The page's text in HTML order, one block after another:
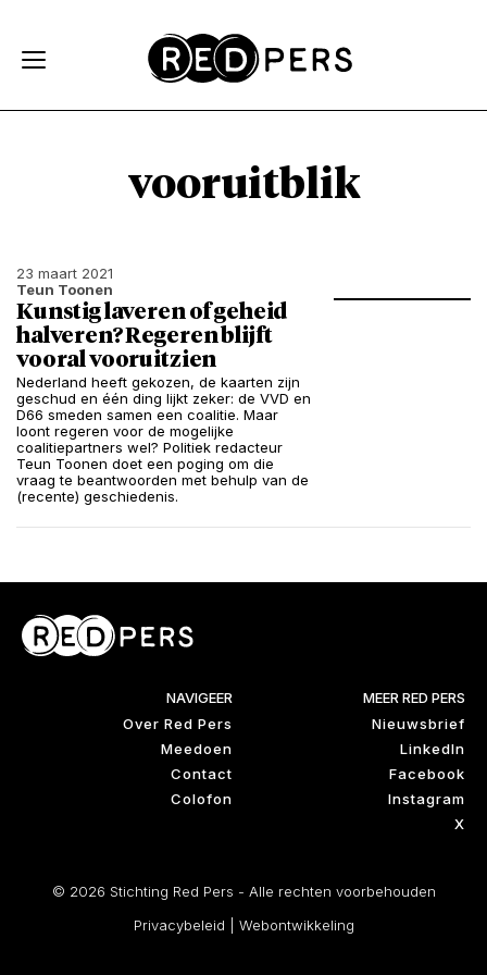
vooruitblik
23 maart 2021
Teun Toonen
Kunstig laveren of geheid
halveren? Regeren blijft
vooral vooruitzien
Nederland heeft gekozen, de kaarten zijn
geschud en één ding lijkt zeker: de VVD en
D66 smeden samen een coalitie. Maar
loont regeren voor de mogelijke
coalitiepartners wel? Politiek redacteur
Teun Toonen doet een poging om die
vraag te beantwoorden met behulp van de
(recente) geschiedenis.
NAVIGEER
Over Red Pers
Meedoen
Contact
Colofon
MEER RED PERS
Nieuwsbrief
LinkedIn
Facebook
Instagram
X
© 2026 Stichting Red Pers - Alle rechten voorbehouden
Privacybeleid
Webontwikkeling